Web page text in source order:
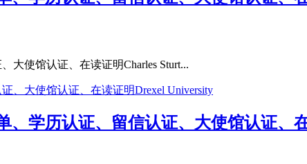
大使馆认证、在读证明Charles Sturt...
、学历认证、留信认证、大使馆认证、